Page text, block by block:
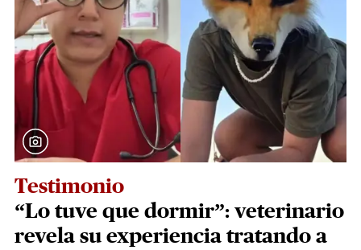
Testimonio
“Lo tuve que dormir”: veterinario
revela su experiencia tratando a